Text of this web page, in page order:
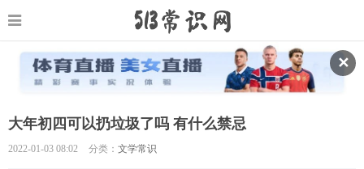
✕
大年初四可以扔垃圾了吗 有什么禁忌
2022-01-03 08:02 分类： 文学常识